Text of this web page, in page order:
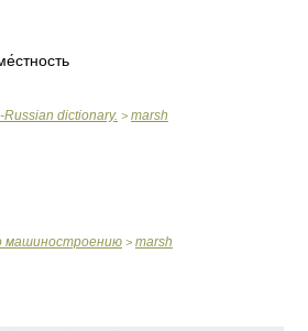
dictionary. > marsh
машиностроению > marsh